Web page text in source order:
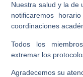
Nuestra salud y la de
notificaremos
coordinaciones
Todos los
extremar los
Agradecemos su